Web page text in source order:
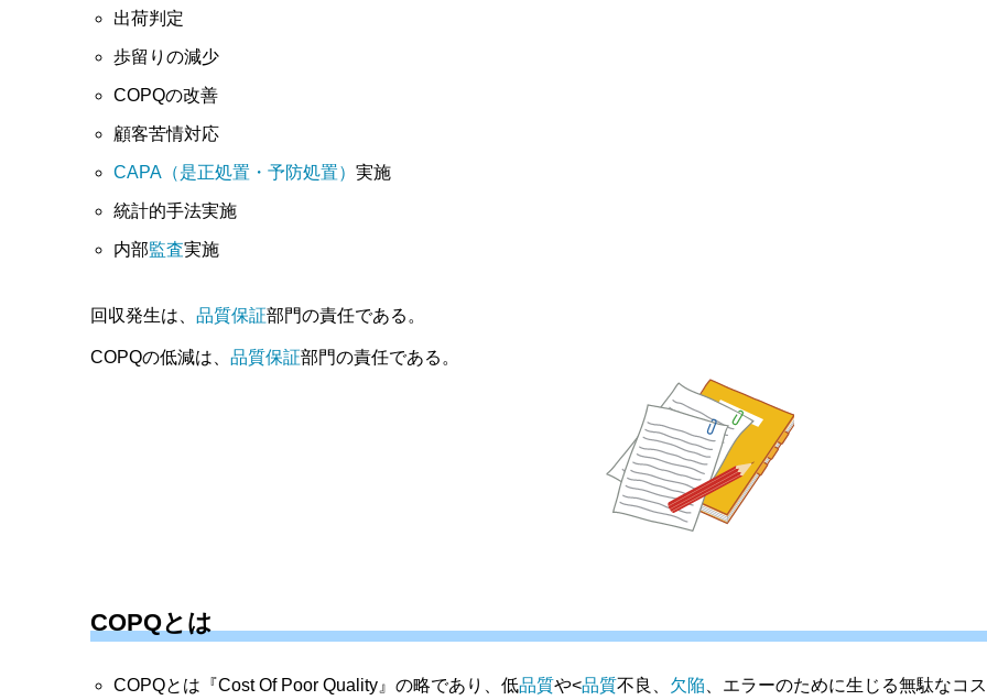
出荷判定
歩留りの減少
COPQの改善
顧客苦情対応
CAPA（是正処置・予防処置） 実施
統計的手法実施
内部監査実施
回収発生は、 品質保証部門の責任である。
COPQの低減は、 品質保証部門の責任である。
COPQとは
COPQとは『Cost Of Poor Quality』の略であり、低品質や<品質不良、 欠陥 、エラーのために生じる無駄なコス